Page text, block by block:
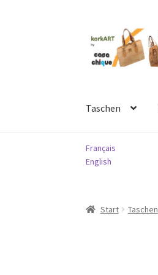
Navigation
springen
zum
Inhalt
Taschen
Français
English
Start Taschen